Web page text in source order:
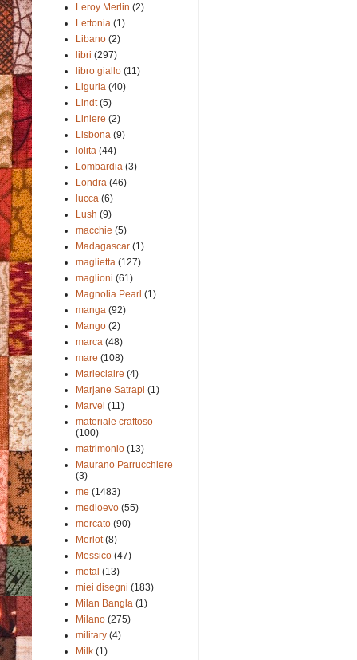
Leroy Merlin (2)
Lettonia (1)
Libano (2)
libri (297)
libro giallo (11)
Liguria (40)
Lindt (5)
Liniere (2)
Lisbona (9)
lolita (44)
Lombardia (3)
Londra (46)
lucca (6)
Lush (9)
macchie (5)
Madagascar (1)
maglietta (127)
maglioni (61)
Magnolia Pearl (1)
manga (92)
Mango (2)
marca (48)
mare (108)
Marieclaire (4)
Marjane Satrapi (1)
Marvel (11)
materiale craftoso
(100)
matrimonio (13)
Maurano Parrucchiere
(3)
me (1483)
medioevo (55)
mercato (90)
Merlot (8)
Messico (47)
metal (13)
miei disegni (183)
Milan Bangla (1)
Milano (275)
military (4)
Milk (1)